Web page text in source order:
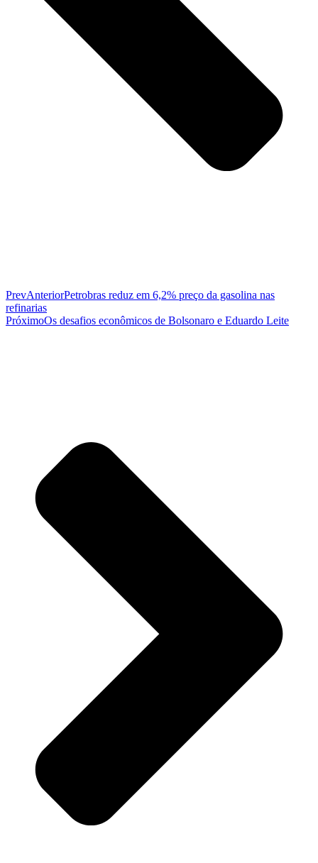
PrevAnteriorPetrobras reduz em 6,2% preço da gasolina nas
refinarias
PróximoOs desafios econômicos de Bolsonaro e Eduardo Leite